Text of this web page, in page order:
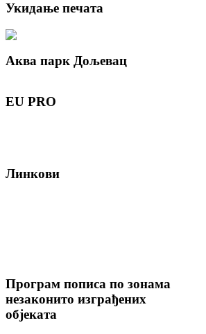
Укидање печата
Аква парк Дољевац
EU PRO
Линкови
Програм пописа по зонама
незаконито изграђених
објеката